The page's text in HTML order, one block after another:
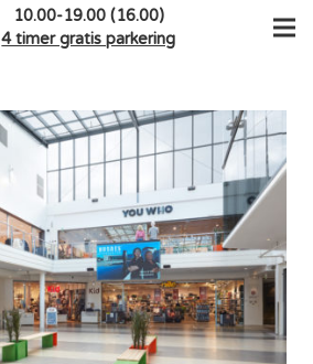
10.00-19.00 (16.00)
4 timer gratis parkering